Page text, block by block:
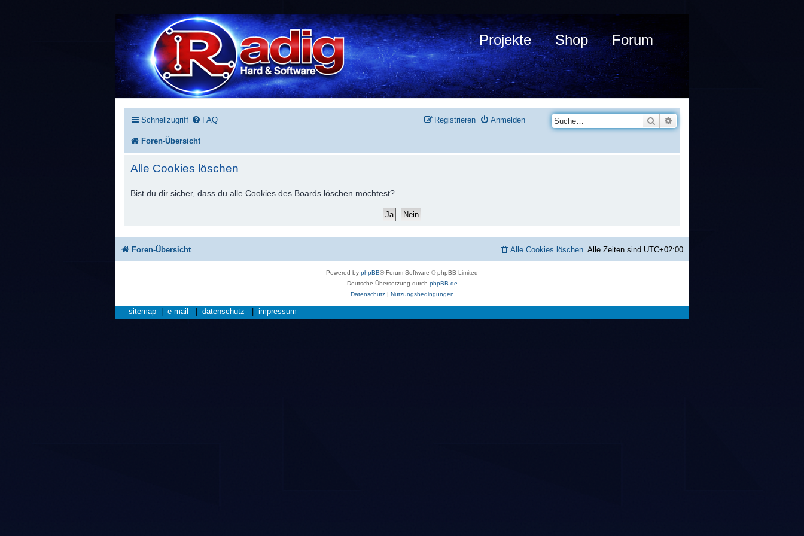
Projekte Shop Forum
Suche
Schnellzugriff FAQ Anmelden
Registrieren
Foren-Übersicht
Alle Cookies löschen
Bist du dir sicher, dass du alle Cookies des Boards löschen möchtest?
Foren-Übersicht Alle Zeiten sind UTC+02:00
Alle Cookies löschen
Powered by phpBB® Forum Software © phpBB Limited
Deutsche Übersetzung durch phpBB.de
Datenschutz| Nutzungsbedingungen
sitemap| e-mail datenschutz impressum